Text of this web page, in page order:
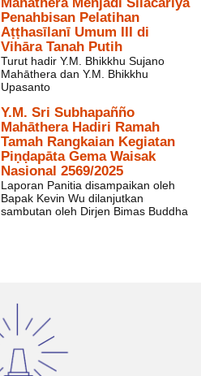
Penahbisan Pelatihan
Aṭṭhasīlanī Umum III di
Vihāra Tanah Putih
Turut hadir Y.M. Bhikkhu Sujano
Mahāthera dan Y.M. Bhikkhu
Upasanto
Y.M. Sri Subhapañño
Mahāthera Hadiri Ramah
Tamah Rangkaian Kegiatan
Piṇḍapāta Gema Waisak
Nasional 2569/2025
Laporan Panitia disampaikan oleh
Bapak Kevin Wu dilanjutkan
sambutan oleh Dirjen Bimas Buddha